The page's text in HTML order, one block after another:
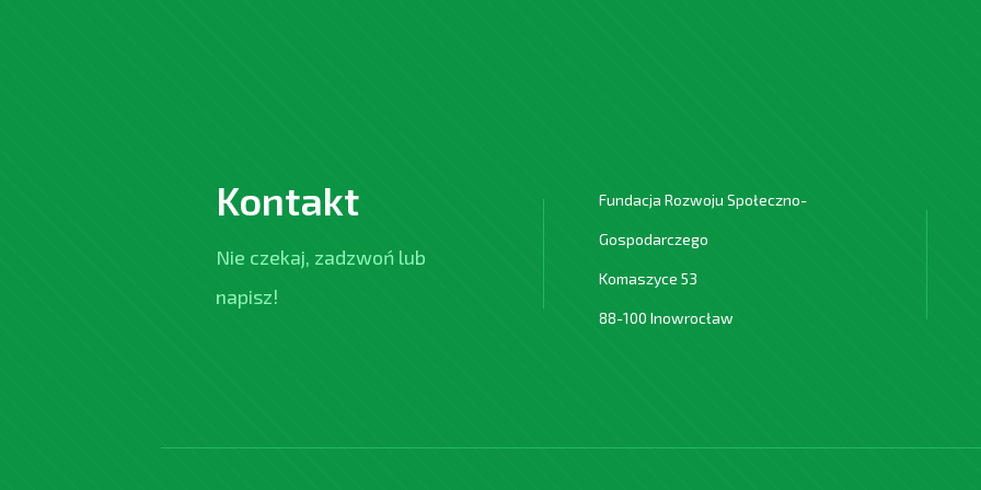
Kontakt
Nie czekaj, zadzwoń lub
napisz!
Fundacja Rozwoju Społeczno-
Gospodarczego
Komaszyce 53
88-100 Inowrocław